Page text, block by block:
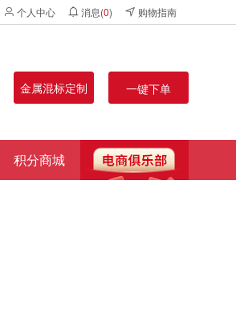
个人中心 消息(0) 购物指南
金属混标定制 一键下单
积分商城